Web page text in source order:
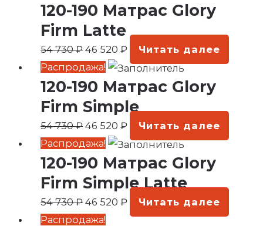
120-190 Матрас Glory
Firm Latte
54 730₽
составляла
54
730 ₽.
46 520₽
46
Читать далее
Распродажа!
120-190 Матрас Glory
Firm Simple
54 730₽
Первоначальная
цена
составляла
54
730 ₽.
46 520₽
Текущая
цена:
46
520 ₽.
Читать далее
Распродажа!
120-190 Матрас Glory
Firm Simple Latte
54 730₽
Первоначальная
цена
составляла
54
730 ₽.
46 520₽
Текущая
цена:
46
520 ₽.
Читать далее
Распродажа!Первоначальная
Текущая